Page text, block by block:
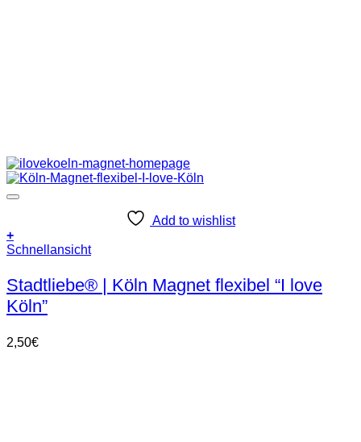
Add to wishlist
+
Schnellansicht
Stadtliebe® | Köln Magnet flexibel “I love
Köln”
2,50€